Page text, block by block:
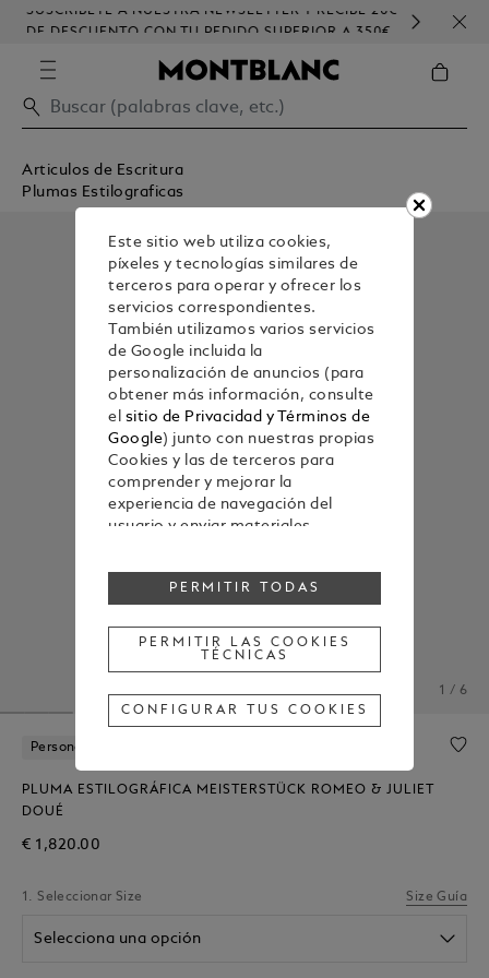
SUSCRÍBETE A NUESTRA NEWSLETTER Y RECIBE 20€
DE DESCUENTO CON TU PEDIDO SUPERIOR A 350€
Articulos de Escritura
Plumas Estilograficas
1 / 6
Personalización Gratuita
PLUMA ESTILOGRÁFICA MEISTERSTÜCK ROMEO & JULIET
DOUÉ
€ 1,820.00
1. Seleccionar Size Size Guía
Selecciona una opción
Este sitio web utiliza cookies,
píxeles y tecnologías similares de
terceros para operar y ofrecer los
servicios correspondientes.
También utilizamos varios servicios
de Google incluida la
personalización de anuncios (para
obtener más información, consulte
el sitio de Privacidad y Términos de
Google) junto con nuestras propias
Cookies y las de terceros para
comprender y mejorar la
experiencia de navegación del
usuario y enviar materiales
preferencias mostradas durante la
navegación.
consentimiento a alguna o todas
las cookies, haz clic en "Configurar
información, consulta nuestra
Política de cookies.
las cookies mencionadas
técnicas.
PERMITIR TODAS
PERMITIR LAS COOKIES
TÉCNICAS
CONFIGURAR TUS COOKIES